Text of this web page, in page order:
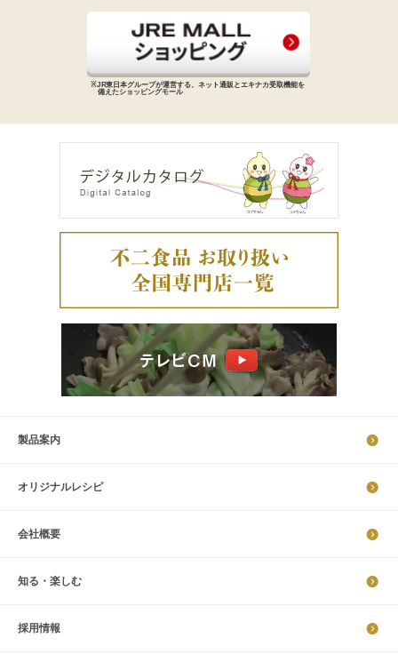
※JR東日本グループが運営する、 ネット通販とエキナカ受取機能を
備えたショッピングモール
製品案内
オリジナルレシピ
会社概要
知る・楽しむ
採​用​情​報